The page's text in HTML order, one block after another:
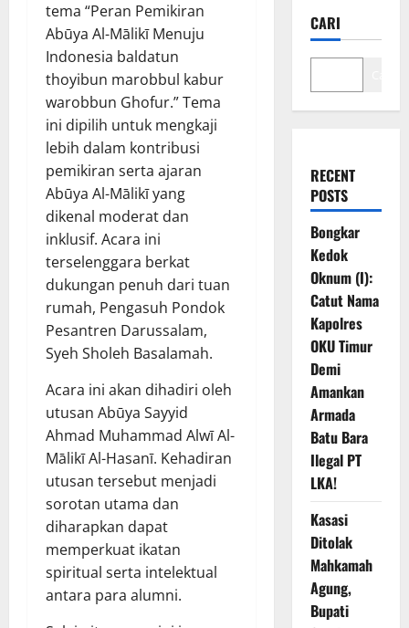
tema “Peran Pemikiran
Abūya Al-Mālikī Menuju
Indonesia baldatun
thoyibun marobbul kabur
warobbun Ghofur.” Tema
ini dipilih untuk mengkaji
lebih dalam kontribusi
pemikiran serta ajaran
Abūya Al-Mālikī yang
dikenal moderat dan
inklusif. Acara ini
terselenggara berkat
dukungan penuh dari tuan
rumah, Pengasuh Pondok
Pesantren Darussalam,
Syeh Sholeh Basalamah.
Acara ini akan dihadiri oleh
utusan Abūya Sayyid
Ahmad Muhammad Alwī Al-
Mālikī Al-Hasanī. Kehadiran
utusan tersebut menjadi
sorotan utama dan
diharapkan dapat
memperkuat ikatan
spiritual serta intelektual
antara para alumni.
CARI
RECENT
POSTS
Bongkar
Kedok
Oknum (I):
Catut Nama
Kapolres
OKU Timur
Demi
Amankan
Armada
Batu Bara
Ilegal PT
LKA!
Kasasi
Ditolak
Mahkamah
Agung,
Bupati